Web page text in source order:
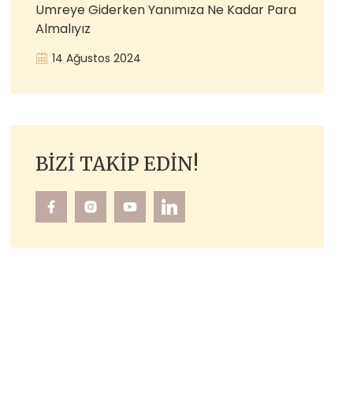
Umreye Giderken Yanımıza Ne Kadar Para
Almalıyız
14 Ağustos 2024
BIZI TAKIP EDIN!